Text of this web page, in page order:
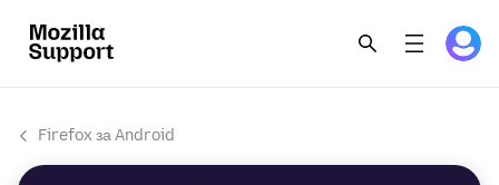
Firefox за Android